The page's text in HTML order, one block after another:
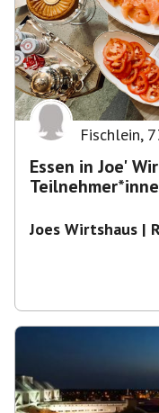
Fischlein,
Essen in Joe'
Joes Wirtshaus |